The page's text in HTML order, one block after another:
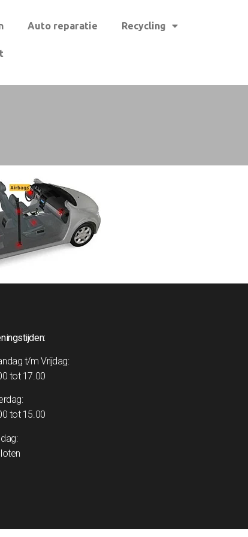
Auto reparatie Recycling
t/m Vrijdag:
tot 17.00
tot 15.00